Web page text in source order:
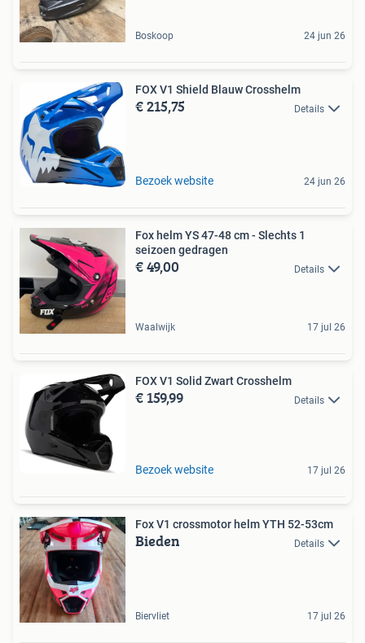
Boskoop 24 jun 26
FOX V1 Shield Blauw Crosshelm
€ 215,75 Details
Bezoek website 24 jun 26
Fox helm YS 47-48 cm - Slechts 1
seizoen gedragen
€ 49,00 Details
Waalwijk 17 jul 26
FOX V1 Solid Zwart Crosshelm
€ 159,99 Details
Bezoek website 17 jul 26
Fox V1 crossmotor helm YTH 52-53cm
Bieden Details
Biervliet 17 jul 26